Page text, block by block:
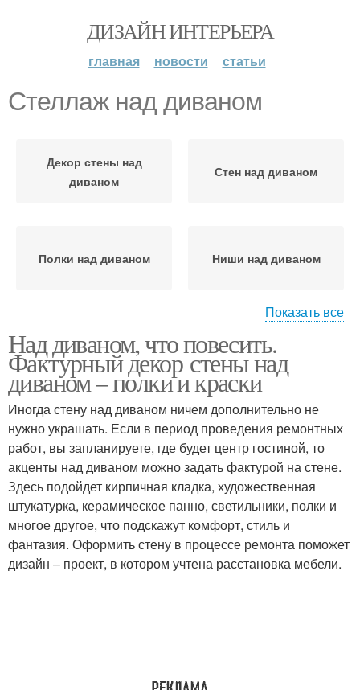
ДИЗАЙН ИНТЕРЬЕРА
главная новости статьи
Стеллаж над диваном
Декор стены над
диваном
Стен над диваном
Полки над диваном Ниши над диваном
Стеллажи для книг Удобные стеллажи
Стеллажи над диваном Стены над диваном
Показать все
Над диваном, что повесить.
Фактурный декор стены над
диваном – полки и краски
Иногда стену над диваном ничем дополнительно не
нужно украшать. Если в период проведения ремонтных
работ, вы запланируете, где будет центр гостиной, то
акценты над диваном можно задать фактурой на стене.
Здесь подойдет кирпичная кладка, художественная
штукатурка, керамическое панно, светильники, полки и
многое другое, что подскажут комфорт, стиль и
фантазия. Оформить стену в процессе ремонта поможет
дизайн – проект, в котором учтена расстановка мебели.